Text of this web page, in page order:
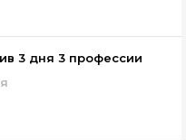
3 дня 3 профессии